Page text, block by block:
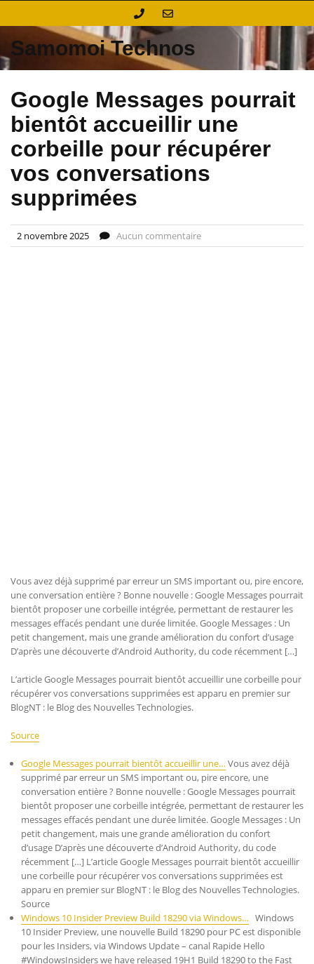
Samomoi Technos
Google Messages pourrait
bientôt accueillir une
corbeille pour récupérer
vos conversations
supprimées
2 novembre 2025 Aucun commentaire
Vous avez déjà supprimé par erreur un SMS important ou, pire encore,
une conversation entière ? Bonne nouvelle : Google Messages pourrait
bientôt proposer une corbeille intégrée, permettant de restaurer les
messages effacés pendant une durée limitée. Google Messages : Un
petit changement, mais une grande amélioration du confort d’usage
D’après une découverte d’Android Authority, du code récemment […]
L’article Google Messages pourrait bientôt accueillir une corbeille pour
récupérer vos conversations supprimées est apparu en premier sur
BlogNT : le Blog des Nouvelles Technologies.
Source
Google Messages pourrait bientôt accueillir une…Vous avez déjà
supprimé par erreur un SMS important ou, pire encore, une
conversation entière ? Bonne nouvelle : Google Messages pourrait
bientôt proposer une corbeille intégrée, permettant de restaurer les
messages effacés pendant une durée limitée. Google Messages : Un
petit changement, mais une grande amélioration du confort
d’usage D’après une découverte d’Android Authority, du code
récemment […] L’article Google Messages pourrait bientôt accueillir
une corbeille pour récupérer vos conversations supprimées est
apparu en premier sur BlogNT : le Blog des Nouvelles Technologies.
Source
Windows 10 Insider Preview Build 18290 via Windows… Windows
10 Insider Preview, une nouvelle Build 18290 pour PC est disponible
pour les Insiders, via Windows Update – canal Rapide Hello
#WindowsInsiders we have released 19H1 Build 18290 to the Fast